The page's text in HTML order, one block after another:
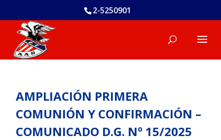
2-5250901
AMPLIACIÓN PRIMERA
COMUNIÓN Y CONFIRMACIÓN –
COMUNICADO D.G. Nº 15/2025